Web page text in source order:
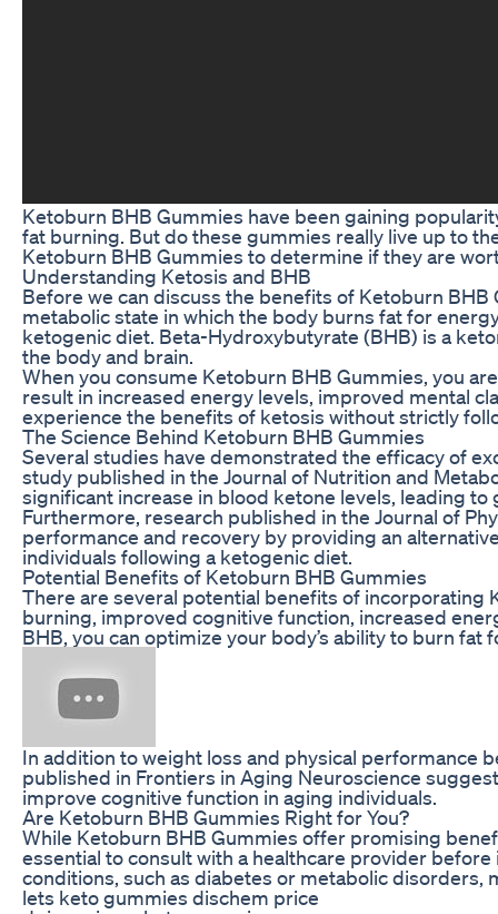
Ketoburn BHB Gummies have been gaining
fat burning. But do these gummies really live up to
Ketoburn BHB Gummies to determine if they are
Understanding Ketosis and BHB
Before we can discuss the benefits of Ketoburn
metabolic state in which the body burns fat for
ketogenic diet. Beta-Hydroxybutyrate (BHB) is a
the body and brain.
When you consume Ketoburn BHB Gummies, you
result in increased energy levels, improved mental
experience the benefits of ketosis without strictly
The Science Behind Ketoburn BHB Gummies
Several studies have demonstrated the efficacy of
study published in the Journal of Nutrition and
significant increase in blood ketone levels, leading
Furthermore, research published in the Journal of
performance and recovery by providing an
individuals following a ketogenic diet.
Potential Benefits of Ketoburn BHB Gummies
There are several potential benefits of incorporating
burning, improved cognitive function, increased
BHB, you can optimize your body’s ability to burn
In addition to weight loss and physical performance
published in Frontiers in Aging Neuroscience
improve cognitive function in aging individuals.
Are Ketoburn BHB Gummies Right for You?
While Ketoburn BHB Gummies offer promising
essential to consult with a healthcare provider
conditions, such as diabetes or metabolic disorders,
lets keto gummies dischem price